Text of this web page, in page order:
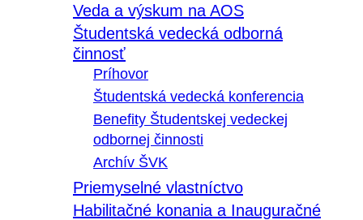
Veda a výskum na AOS
Študentská vedecká odborná
činnosť
Príhovor
Študentská vedecká konferencia
Benefity Študentskej vedeckej
odbornej činnosti
Archív ŠVK
Priemyselné vlastníctvo
Habilitačné konania a Inauguračné